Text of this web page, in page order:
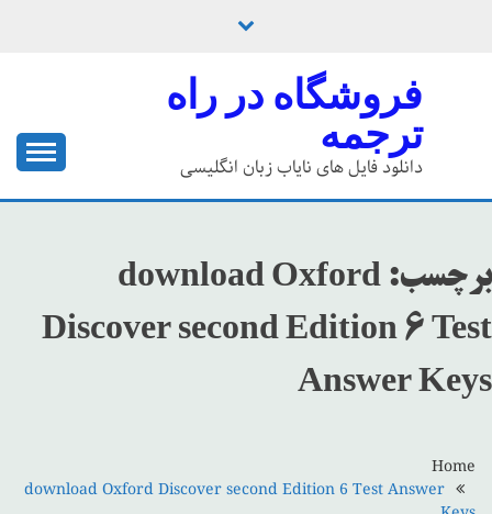
فروشگاه در راه
ترجمه
دانلود فایل های نایاب زبان انگلیسی
برچسب: download Oxford
Discover second Edition 6 Test
Answer Keys
Home
download Oxford Discover second Edition 6 Test Answer